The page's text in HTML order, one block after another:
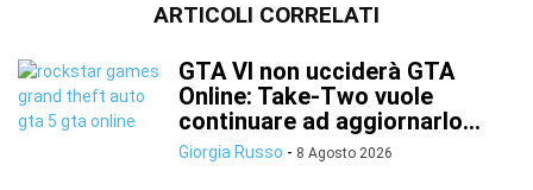
ARTICOLI CORRELATI
GTA VI non ucciderà GTA
Online: Take-Two vuole
continuare ad aggiornarlo...
Giorgia Russo - 8 Agosto 2026